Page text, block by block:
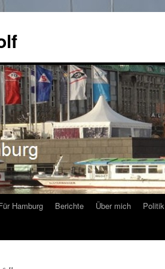
Hamburg Berichte Über mich Politik